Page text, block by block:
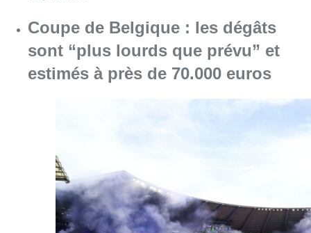
“Plus jamais la guerre”, l’appel à la
paix lancé lors des
commémorations du 8 mai à